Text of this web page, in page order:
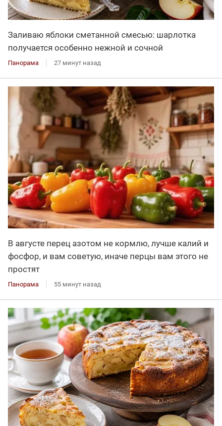
Заливаю яблоки сметанной смесью: шарлотка
получается особенно нежной и сочной
Панорама 27 минут назад
В августе перец азотом не кормлю, лучше калий и
фосфор, и вам советую, иначе перцы вам этого не
простят
Панорама 55 минут назад